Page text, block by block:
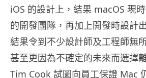
iOS 的設計上，結果 macOS 現
的開發團隊，再加上開發時設計
結果令到不少設計師及工程師無
甚至更因為不確定的未來而選擇
Tim Cook 試圖向員工保證 Mac